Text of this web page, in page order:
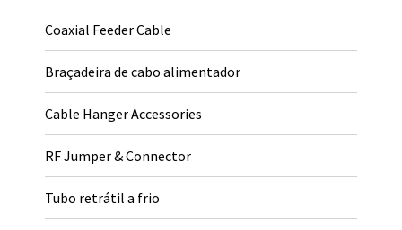
Coaxial Feeder Cable
Braçadeira de cabo alimentador
Cable Hanger Accessories
RF Jumper & Connector
Tubo retrátil a frio